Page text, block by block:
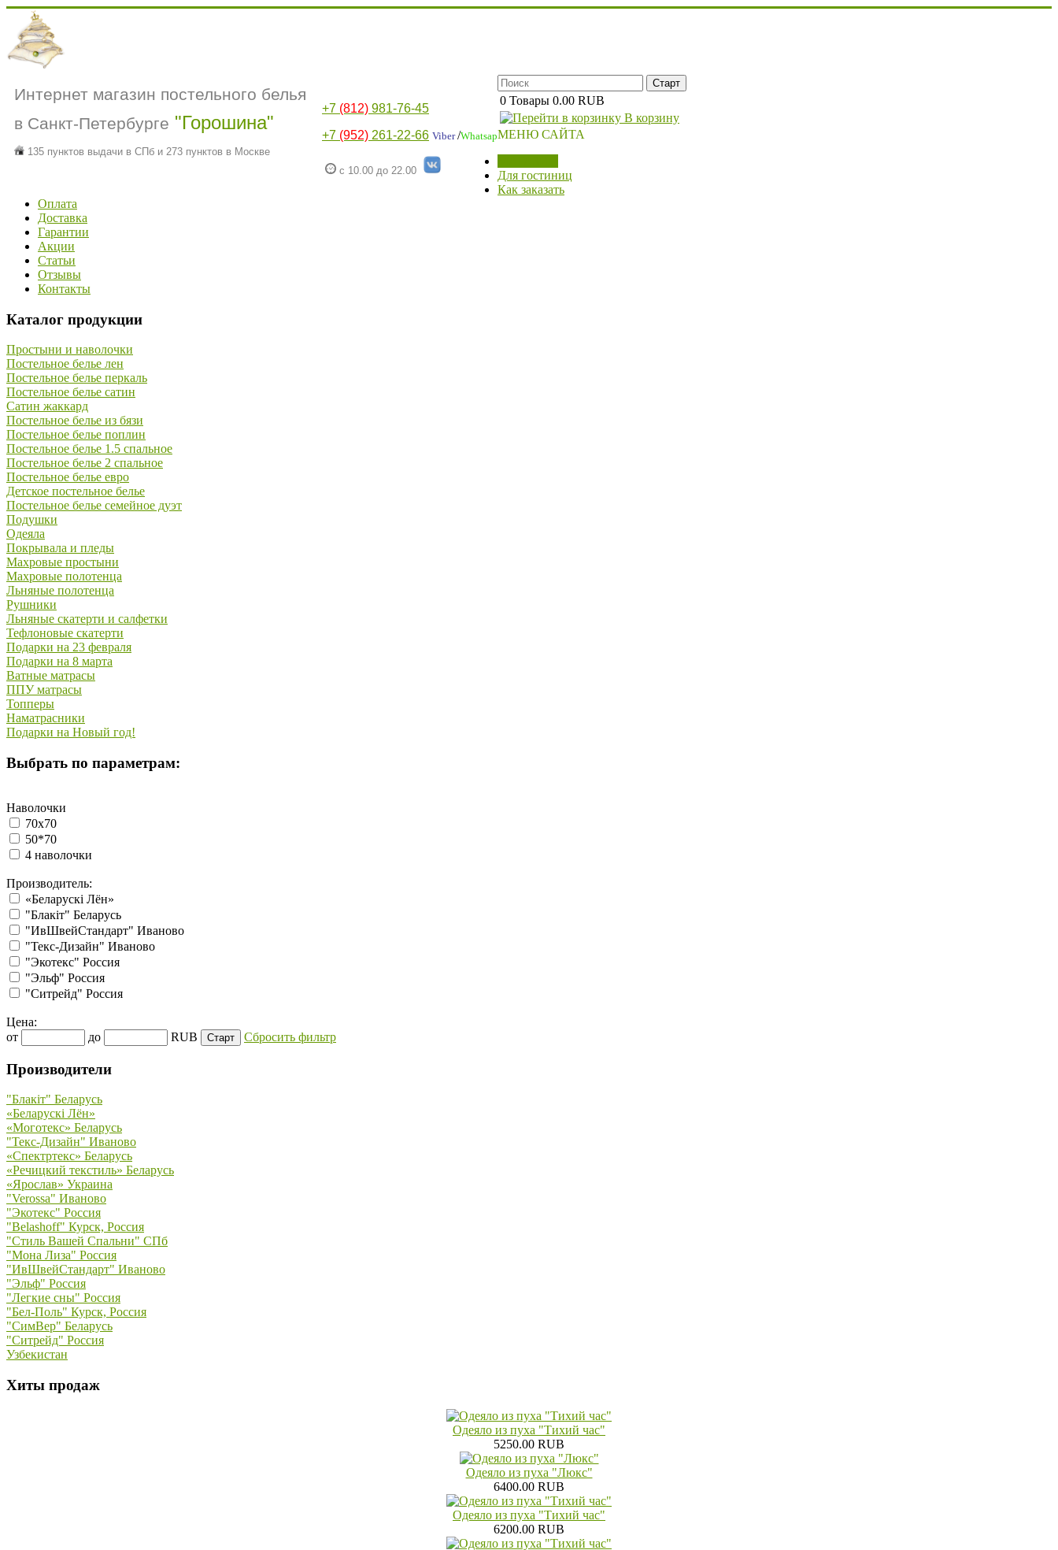
Интернет магазин постельного белья
в Санкт-Петербурге "Горошина"
135 пунктов выдачи в СПб и 273 пунктов в Москве
+7 (812) 981-76-45
+7 (952) 261-22-66 Viber/Whatsap
с 10.00 до 22.00
0 Товары 0.00 RUB
В корзину
МЕНЮ САЙТА
Для гостиниц
Как заказать
Оплата
Доставка
Гарантии
Акции
Статьи
Отзывы
Контакты
Каталог продукции
Простыни и наволочки
Постельное белье лен
Постельное белье перкаль
Постельное белье сатин
Сатин жаккард
Постельное белье из бязи
Постельное белье поплин
Постельное белье 1.5 спальное
Постельное белье 2 спальное
Постельное белье евро
Детское постельное белье
Постельное белье семейное дуэт
Подушки
Одеяла
Покрывала и пледы
Махровые простыни
Махровые полотенца
Льняные полотенца
Рушники
Льняные скатерти и салфетки
Тефлоновые скатерти
Подарки на 23 февраля
Подарки на 8 марта
Ватные матрасы
ППУ матрасы
Топперы
Наматрасники
Подарки на Новый год!
Выбрать по параметрам:
Наволочки
70х70
50*70
4 наволочки
Производитель:
«Беларускi Лён»
"Блакiт" Беларусь
"ИвШвейСтандарт" Иваново
"Текс-Дизайн" Иваново
"Экотекс" Россия
"Эльф" Россия
"Ситрейд" Россия
Цена:
от
до RUB Сбросить фильтр
Производители
"Блакiт" Беларусь
«Беларускi Лён»
«Моготекс» Беларусь
"Текс-Дизайн" Иваново
«Спектртекс» Беларусь
«Речицкий текстиль» Беларусь
«Ярослав» Украина
"Verossa" Иваново
"Экотекс" Россия
"Belashoff" Курск, Россия
"Стиль Вашей Спальни" СПб
"Мона Лиза" Россия
"ИвШвейСтандарт" Иваново
"Эльф" Россия
"Легкие сны" Россия
"Бел-Поль" Курск, Россия
"СимВер" Беларусь
"Ситрейд" Россия
Узбекистан
Хиты продаж
Одеяло из пуха "Тихий час"
5250.00 RUB
Одеяло из пуха "Люкс"
6400.00 RUB
Одеяло из пуха "Тихий час"
6200.00 RUB